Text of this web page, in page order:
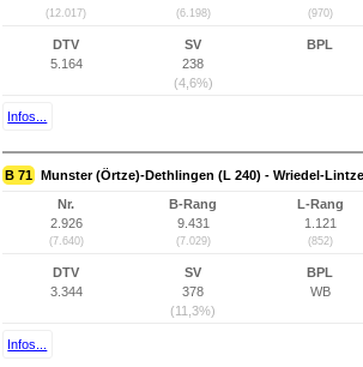
(12.017) (6.198) (970)
DTV
5.164
SV
238
(4,6%)
BPL
Infos...
B 71 Munster (Örtze)-Dethlingen (L 240) - Wriedel-
Nr.
2.926
(7.640)
B-Rang
9.431
(7.029)
L-Rang
1.121
(852)
DTV
3.344
SV
378
(11,3%)
BPL
WB
Infos...